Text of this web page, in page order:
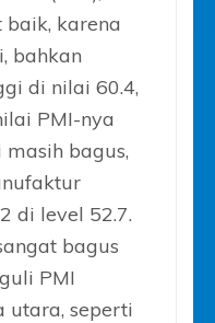
karena
bahkan
di nilai 60.4,
PMI-nya
bagus,
di level 52.7.
bagus
PMI
utara, seperti